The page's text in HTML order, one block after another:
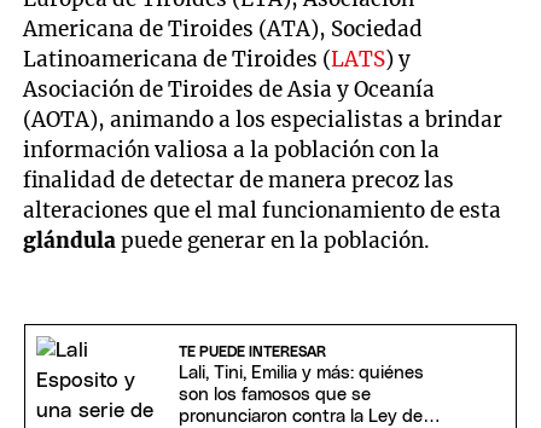
Americana de Tiroides (ATA), Sociedad
Latinoamericana de Tiroides (LATS) y
Asociación de Tiroides de Asia y Oceanía
(AOTA), animando a los especialistas a brindar
información valiosa a la población con la
finalidad de detectar de manera precoz las
alteraciones que el mal funcionamiento de esta
glándulapuede generar en la población.
TE PUEDE INTERESAR
Lali, Tini, Emilia y más: quiénes
son los famosos que se
pronunciaron contra la Ley de